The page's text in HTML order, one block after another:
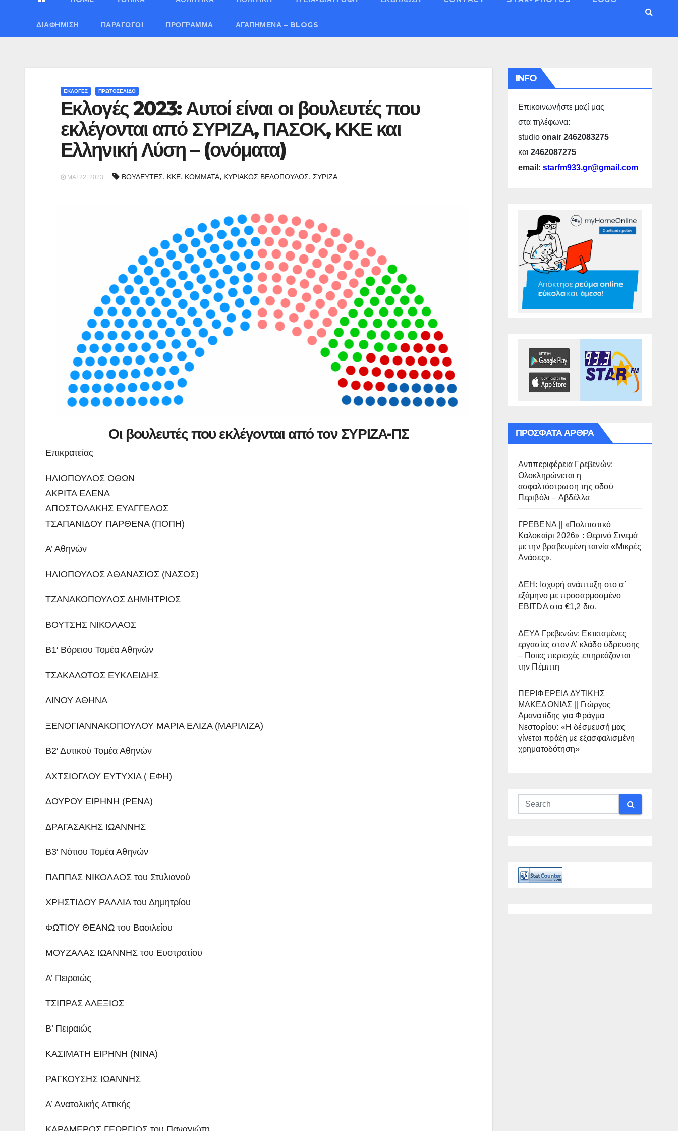
ΔΙΑΦΉΜΙΣΗ ΠΑΡΑΓΩΓΟΊ ΠΡΌΓΡΑΜΜΑ ΑΓΑΠΗΜΈΝΑ – BLOGS
ΕΚΛΟΓΕΣ ΠΡΩΤΟΣΕΛΙΔΟ
Εκλογές 2023: Αυτοί είναι οι βουλευτές που
εκλέγονται από ΣΥΡΙΖΑ, ΠΑΣΟΚ, ΚΚΕ και
Ελληνική Λύση – (ονόματα)
ΜΆΙ 22, 2023 ΒΟΥΛΕΥΤΕΣ, ΚΚΕ, ΚΟΜΜΑΤΑ, ΚΥΡΙΑΚΟΣ ΒΕΛΟΠΟΥΛΟΣ, ΣΥΡΙΖΑ
Οι βουλευτές που εκλέγονται από τον ΣΥΡΙΖΑ-ΠΣ
Επικρατείας
ΗΛΙΟΠΟΥΛΟΣ ΟΘΩΝ
ΑΚΡΙΤΑ ΕΛΕΝΑ
ΑΠΟΣΤΟΛΑΚΗΣ ΕΥΑΓΓΕΛΟΣ
ΤΣΑΠΑΝΙΔΟΥ ΠΑΡΘΕΝΑ (ΠΟΠΗ)
Α’ Αθηνών
ΗΛΙΟΠΟΥΛΟΣ ΑΘΑΝΑΣΙΟΣ (ΝΑΣΟΣ)
ΤΖΑΝΑΚΟΠΟΥΛΟΣ ΔΗΜΗΤΡΙΟΣ
ΒΟΥΤΣΗΣ ΝΙΚΟΛΑΟΣ
Β1′ Βόρειου Τομέα Αθηνών
ΤΣΑΚΑΛΩΤΟΣ ΕΥΚΛΕΙΔΗΣ
ΛΙΝΟΥ ΑΘΗΝΑ
ΞΕΝΟΓΙΑΝΝΑΚΟΠΟΥΛΟΥ ΜΑΡΙΑ ΕΛΙΖΑ (ΜΑΡΙΛΙΖΑ)
Β2′ Δυτικού Τομέα Αθηνών
ΑΧΤΣΙΟΓΛΟΥ ΕΥΤΥΧΙΑ ( ΕΦΗ)
ΔΟΥΡΟΥ ΕΙΡΗΝΗ (ΡΕΝΑ)
ΔΡΑΓΑΣΑΚΗΣ ΙΩΑΝΝΗΣ
Β3′ Νότιου Τομέα Αθηνών
ΠΑΠΠΑΣ ΝΙΚΟΛΑΟΣ του Στυλιανού
ΧΡΗΣΤΙΔΟΥ ΡΑΛΛΙΑ του Δημητρίου
ΦΩΤΙΟΥ ΘΕΑΝΩ του Βασιλείου
ΜΟΥΖΑΛΑΣ ΙΩΑΝΝΗΣ του Ευστρατίου
Α’ Πειραιώς
ΤΣΙΠΡΑΣ ΑΛΕΞΙΟΣ
Β’ Πειραιώς
ΚΑΣΙΜΑΤΗ ΕΙΡΗΝΗ (ΝΙΝΑ)
ΡΑΓΚΟΥΣΗΣ ΙΩΑΝΝΗΣ
Α’ Ανατολικής Αττικής
INFO
Επικοινωνήστε μαζί μας
στα τηλέφωνα:
studio onair 2462083275
και 2462087275
email: starfm933.gr@gmail.com
ΠΡΌΣΦΑΤΑ ΆΡΘΡΑ
Αντιπεριφέρεια Γρεβενών:
Ολοκληρώνεται η
ασφαλτόστρωση της οδού
Περιβόλι – Αβδέλλα
ΓΡΕΒΕΝΑ || «Πολιτιστικό
Καλοκαίρι 2026» : Θερινό Σινεμά
με την βραβευμένη ταινία «Μικρές
Ανάσες».
ΔΕΗ: Ισχυρή ανάπτυξη στο α΄
εξάμηνο με προσαρμοσμένο
EBITDA στα €1,2 δισ.
ΔΕΥΑ Γρεβενών: Εκτεταμένες
εργασίες στον Α’ κλάδο ύδρευσης
– Ποιες περιοχές επηρεάζονται
την Πέμπτη
ΠΕΡΙΦΕΡΕΙΑ ΔΥΤΙΚΗΣ
ΜΑΚΕΔΟΝΙΑΣ || Γιώργος
Αμανατίδης για Φράγμα
Νεστορίου: «Η δέσμευσή μας
γίνεται πράξη με εξασφαλισμένη
χρηματοδότηση»